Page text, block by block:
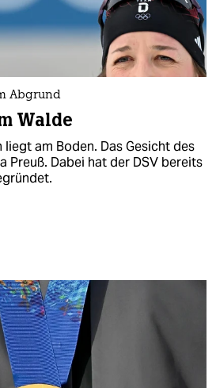
Abgrund
Walde
am Boden. Das Gesicht des
Preuß. Dabei hat der DSV bereits